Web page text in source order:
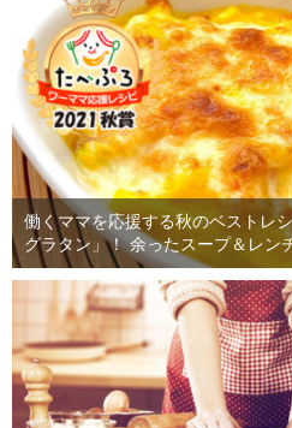
働くママを応援する秋のベストレ
グラタン」！ 余ったスープ＆レン